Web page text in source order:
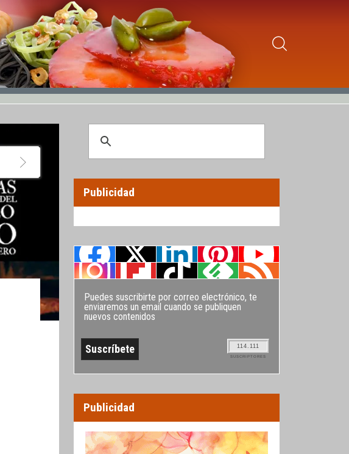
Publicidad
Puedes suscribirte por correo electrónico, te
enviaremos un email cuando se publiquen
nuevos contenidos
114.111
SUSCRIPTORES
Publicidad